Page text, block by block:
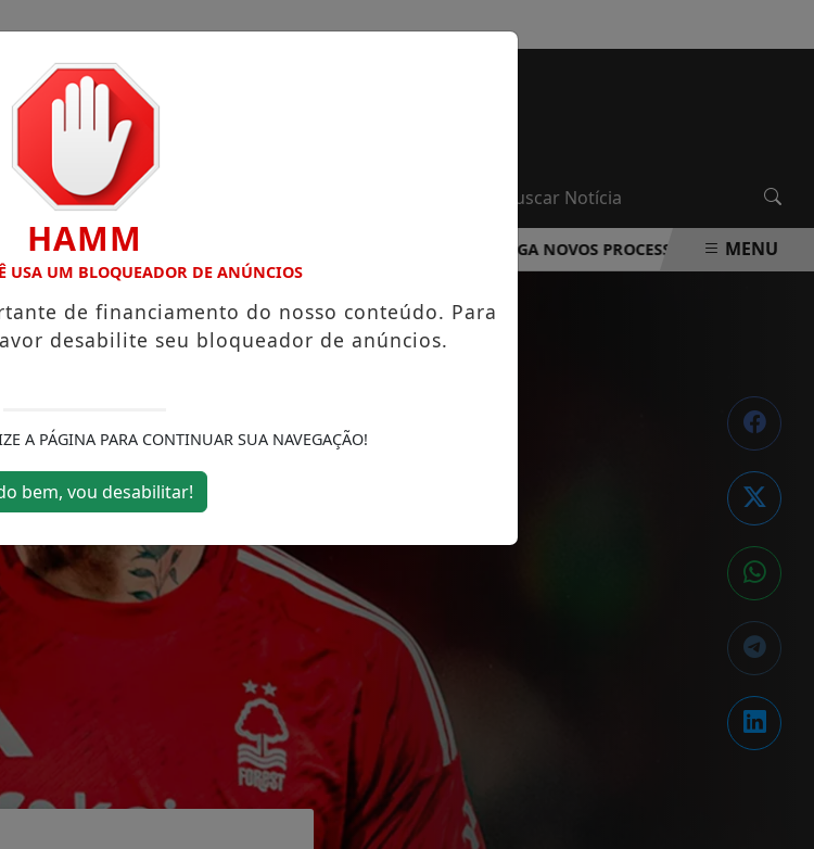
FRANCISCO MORATO
DA ROCHA EDUCA FRANCO DA ROCHA DIVULGA NOVOS PROCESSOS SELETIVOS NA ÁREA
MENU
HAMM
USA UM BLOQUEADOR DE ANÚNCIOS
de financiamento do nosso conteúdo. Para
desabilite seu bloqueador de anúncios.
A PÁGINA PARA CONTINUAR SUA NAVEGAÇÃO!
bem, vou desabilitar!